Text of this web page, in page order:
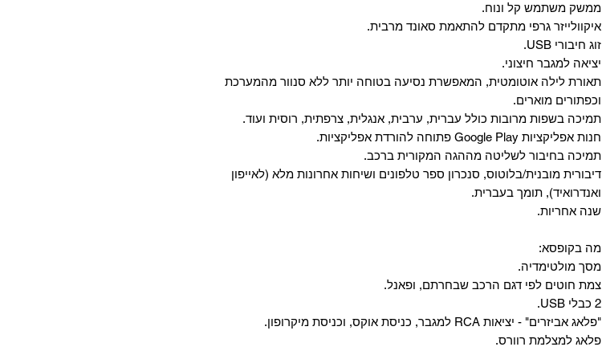
ממשק משתמש קל ונוח.
איקוולייזר גרפי מתקדם להתאמת סאונד מרבית.
זוג חיבורי USB.
יציאה למגבר חיצוני.
תאורת לילה אוטומטית, המאפשרת נסיעה בטוחה יותר ללא סנוור מהמערכת
וכפתורים מוארים.
תמיכה בשפות מרובות כולל עברית, ערבית, אנגלית, צרפתית, רוסית ועוד.
‏חנות אפליקציות Google Play פתוחה להורדת אפליקציות.
‏תמיכה בחיבור לשליטה מההגה המקורית ברכב.
‏דיבורית מובנית/בלוטוס, ‏סנכרון ספר טלפונים ושיחות אחרונות מלא (לאייפון
ואנדרואיד), תומך בעברית.
שנה אחריות.
מה בקופסא:
מסך מולטימדיה.
צמת חוטים לפי דגם הרכב שבחרתם, ופאנל.
2 כבלי USB.
"פלאג אביזרים" - יציאות RCA למגבר, כניסת אוקס, וכניסת מיקרופון.
פלאג למצלמת רוורס.